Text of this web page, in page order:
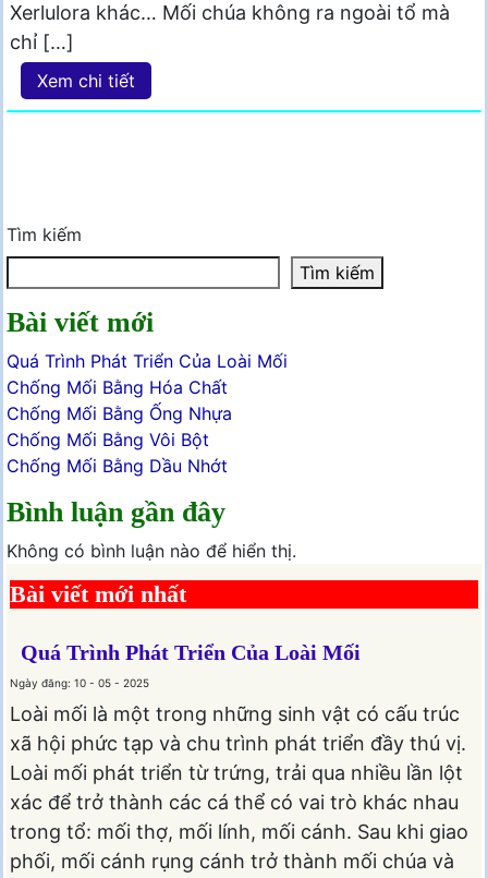
Xerlulora khác… Mối chúa không ra ngoài tổ mà
chỉ […]
Xem chi tiết
Tìm kiếm
Tìm kiếm
Bài viết mới
Quá Trình Phát Triển Của Loài Mối
Chống Mối Bằng Hóa Chất
Chống Mối Bằng Ống Nhựa
Chống Mối Bằng Vôi Bột
Chống Mối Bằng Dầu Nhớt
Bình luận gần đây
Không có bình luận nào để hiển thị.
Bài viết mới nhất
Quá Trình Phát Triển Của Loài Mối
Ngày đăng: 10 - 05 - 2025
Loài mối là một trong những sinh vật có cấu trúc
xã hội phức tạp và chu trình phát triển đầy thú vị.
Loài mối phát triển từ trứng, trải qua nhiều lần lột
xác để trở thành các cá thể có vai trò khác nhau
trong tổ: mối thợ, mối lính, mối cánh. Sau khi giao
phối, mối cánh rụng cánh trở thành mối chúa và